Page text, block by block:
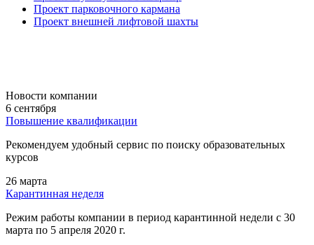
Проект парковочного кармана
Проект внешней лифтовой шахты
Новости компании
6 сентября
Повышение квалификации
Рекомендуем удобный сервис по поиску образовательных
курсов
26 марта
Карантинная неделя
Режим работы компании в период карантинной недели c 30
марта по 5 апреля 2020 г.